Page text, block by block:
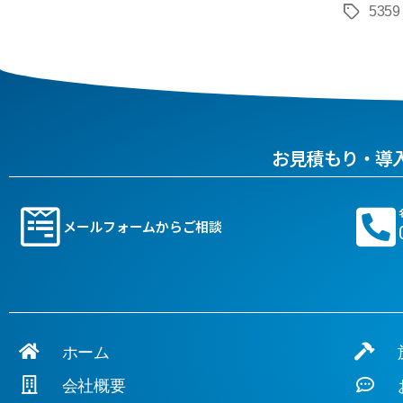
5359
お見積もり・導
メールフォームからご相談
ホーム
会社概要